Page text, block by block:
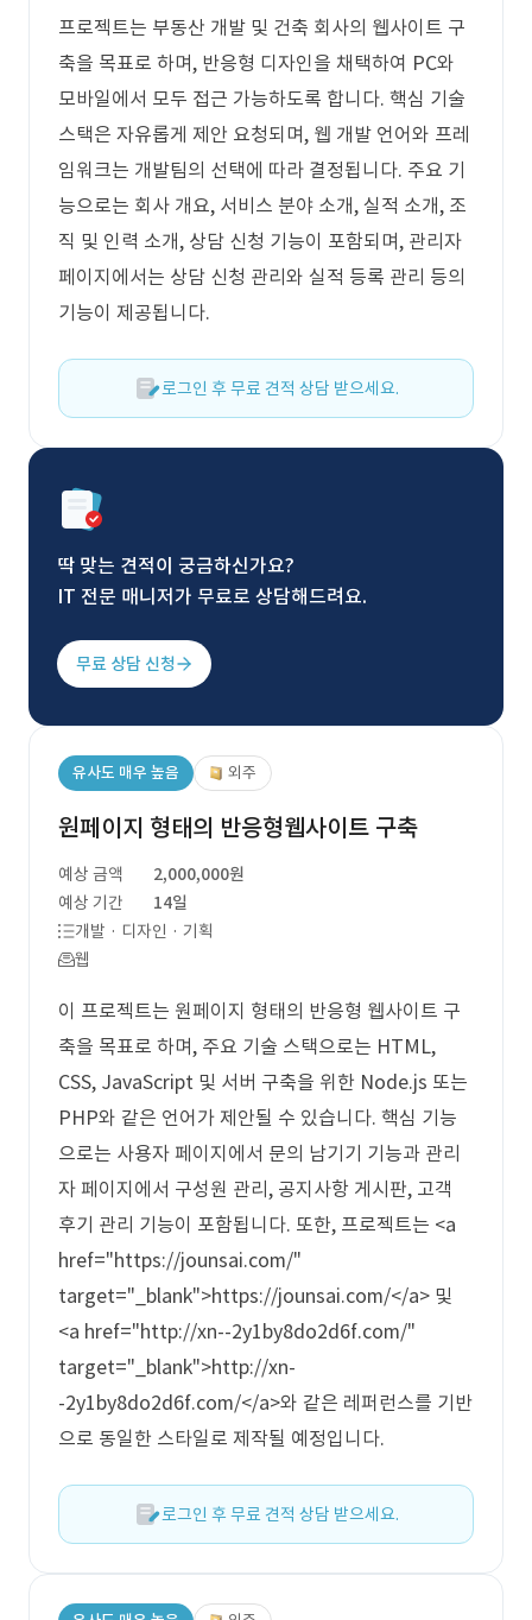
프로젝트는 부동산 개발 및 건축 회사의 웹사이트 구
축을 목표로 하며, 반응형 디자인을 채택하여 PC와
모바일에서 모두 접근 가능하도록 합니다. 핵심 기술
스택은 자유롭게 제안 요청되며, 웹 개발 언어와 프레
임워크는 개발팀의 선택에 따라 결정됩니다. 주요 기
능으로는 회사 개요, 서비스 분야 소개, 실적 소개, 조
직 및 인력 소개, 상담 신청 기능이 포함되며, 관리자
페이지에서는 상담 신청 관리와 실적 등록 관리 등의
기능이 제공됩니다.
로그인 후 무료 견적 상담 받으세요.
딱 맞는 견적이 궁금하신가요?
IT 전문 매니저가 무료로 상담해드려요.
무료 상담 신청
유사도 매우 높음 외주
원페이지 형태의 반응형웹사이트 구축
예상 금액
2,000,000원
예상 기간
14일
개발 · 디자인 · 기획
웹
이 프로젝트는 원페이지 형태의 반응형 웹사이트 구
축을 목표로 하며, 주요 기술 스택으로는 HTML,
CSS, JavaScript 및 서버 구축을 위한 Node.js 또는
PHP와 같은 언어가 제안될 수 있습니다. 핵심 기능
으로는 사용자 페이지에서 문의 남기기 기능과 관리
자 페이지에서 구성원 관리, 공지사항 게시판, 고객
후기 관리 기능이 포함됩니다. 또한, 프로젝트는 <a
href="https://jounsai.com/"
target="_blank">https://jounsai.com/</a> 및
<a href="http://xn--2y1by8do2d6f.com/"
target="_blank">http://xn-
-2y1by8do2d6f.com/</a>와 같은 레퍼런스를 기반
으로 동일한 스타일로 제작될 예정입니다.
로그인 후 무료 견적 상담 받으세요.